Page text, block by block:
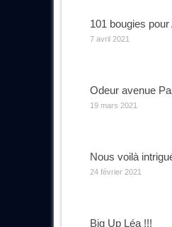
101 bougies
7 avril 2021
Odeur avenue
19 mars 2021
Nous voilà
24 février 2021
Big Up Léa !!!